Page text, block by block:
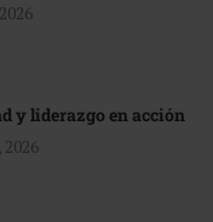
y liderazgo en acción